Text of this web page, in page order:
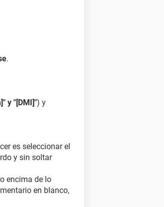
.
y "[DMI]") y
es seleccionar el
y sin soltar
encima de lo
en blanco,